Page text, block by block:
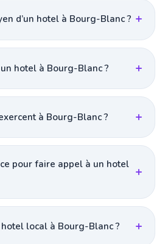
d’un hotel à Bourg-Blanc ?
hotel à Bourg-Blanc ?
à Bourg-Blanc ?
pour faire appel à un hotel
local à Bourg-Blanc ?